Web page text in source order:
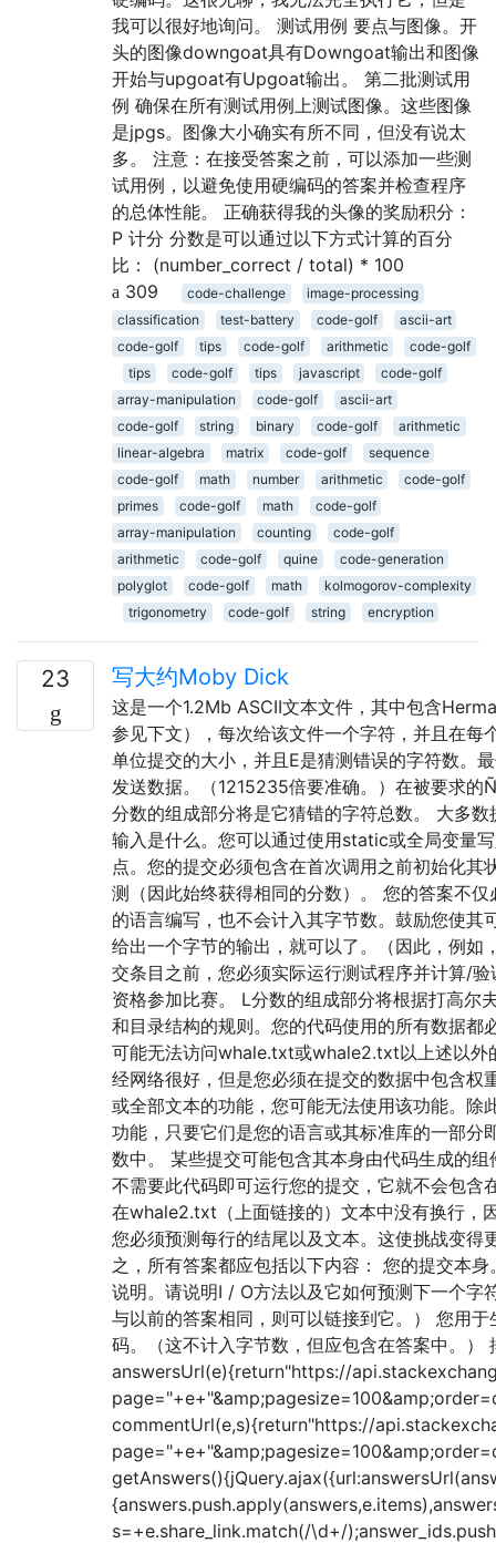
我可以很好地询问。 测试用例 要点与图像。开
头的图像downgoat具有Downgoat输出和图像
开始与upgoat有Upgoat输出。 第二批测试用
例 确保在所有测试用例上测试图像。这些图像
是jpgs。图像大小确实有所不同，但没有说太
多。 注意：在接受答案之前，可以添加一些测
试用例，以避免使用硬编码的答案并检查程序
的总体性能。 正确获得我的头像的奖励积分：
P 计分 分数是可以通过以下方式计算的百分
比： (number_correct / total) * 100
309
code-challenge
image-processing
classification
test-battery code-golf
ascii-art
code-golf
tips code-golf arithmetic
code-golf
tips
code-golf tips javascript
code-golf
array-manipulation
code-golf
ascii-art
code-golf
string binary code-golf
arithmetic
linear-algebra
matrix code-golf
sequence
code-golf
math number arithmetic
code-golf
primes
code-golf math
code-golf
array-manipulation
counting
code-golf
arithmetic
code-golf quine
code-generation
polyglot
code-golf math
kolmogorov-complexity
trigonometry
code-golf string encryption
23 写大约Moby Dick
这是一个1.2Mb ASCII文本文件，其中包含
参见下文），每次给该文件一个字符，并且在
单位提交的大小，并且E是猜测错误的字符数。
发送数据。（1215235倍要准确。）在被要求
分数的组成部分将是它猜错的字符总数。 大多
输入是什么。您可以通过使用static或全局变量
点。您的提交必须包含在首次调用之前初始化
测（因此始终获得相同的分数）。 您的答案不
的语言编写，也不会计入其字节数。鼓励您使
给出一个字节的输出，就可以了。（因此，例
交条目之前，您必须实际运行测试程序并计算/
资格参加比赛。 L分数的组成部分将根据打高尔
和目录结构的规则。您的代码使用的所有数据
可能无法访问whale.txt或whale2.txt以上述以外
经网络很好，但是您必须在提交的数据中包含
或全部文本的功能，您可能无法使用该功能。
功能，只要它们是您的语言或其标准库的一部
数中。 某些提交可能包含其本身由代码生成的
不需要此代码即可运行您的提交，它就不会包
在whale2.txt（上面链接的）文本中没有换行，
您必须预测每行的结尾以及文本。这使挑战变
之，所有答案都应包括以下内容： 您的提交本
说明。请说明I / O方法以及它如何预测下一个字
与以前的答案相同，则可以链接到它。） 您用
码。（这不计入字节数，但应包含在答案中。
answersUrl(e){return"https://
commentUrl(e,s){return"https://
s=+e.share_link.match(/\d+/